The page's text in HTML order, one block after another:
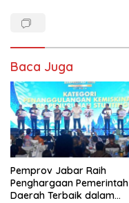
Baca Juga
Pemprov Jabar Raih
Penghargaan Pemerintah
Daerah Terbaik dalam